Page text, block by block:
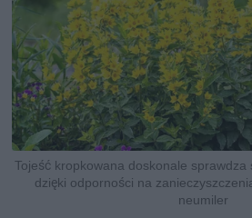
Tojeść kropkowana doskonale sprawdza
dzięki odporności na
neumiler